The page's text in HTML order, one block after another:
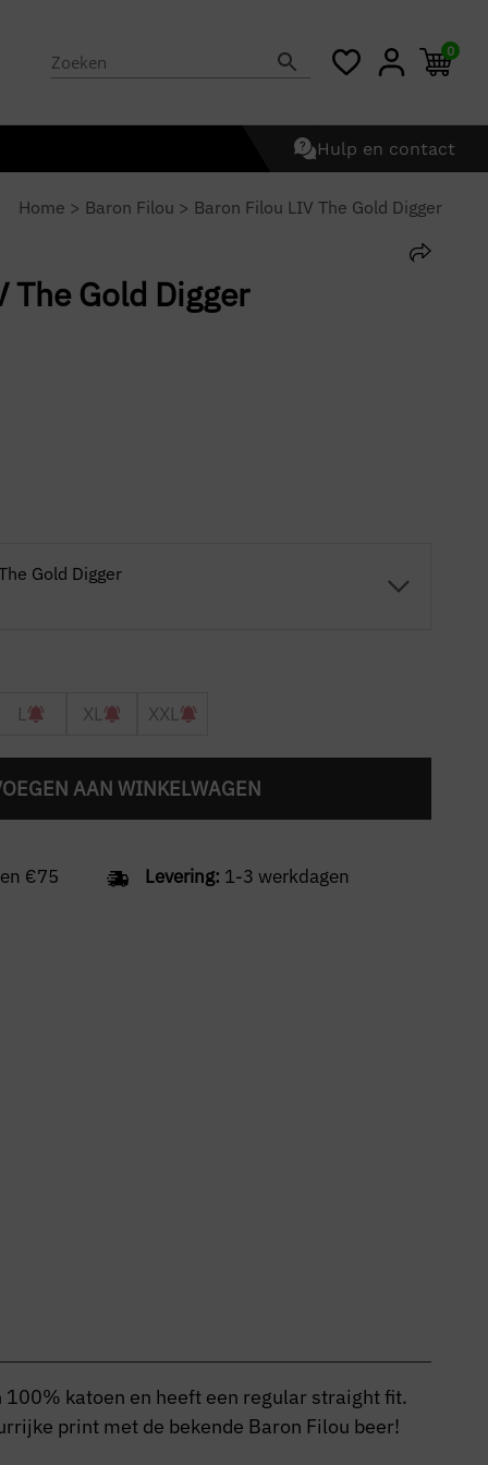
0
Hulp en contact
Home > Baron Filou > Baron Filou LIV The Gold Digger
The Gold Digger
Gold Digger
L XL XXL
AAN WINKELWAGEN
€75 Levering: 1-3 werkdagen
katoen en heeft een regular straight fit.
print met de bekende Baron Filou beer!